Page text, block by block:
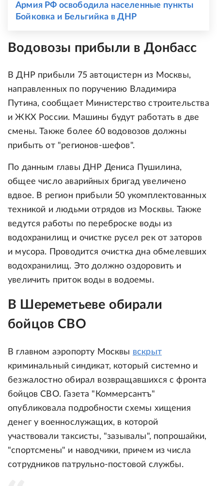
Армия РФ освободила населенные пункты
Бойковка и Бельгийка в ДНР
Водовозы прибыли в Донбасс
В ДНР прибыли 75 автоцистерн из Москвы,
направленных по поручению Владимира
Путина, сообщает Министерство строительства
и ЖКХ России. Машины будут работать в две
смены. Также более 60 водовозов должны
прибыть от "регионов-шефов".
По данным главы ДНР Дениса Пушилина,
общее число аварийных бригад увеличено
вдвое. В регион прибыли 50 укомплектованных
техникой и людьми отрядов из Москвы. Также
ведутся работы по переброске воды из
водохранилищ и очистке русел рек от заторов
и мусора. Проводится очистка дна обмелевших
водохранилищ. Это должно оздоровить и
увеличить приток воды в водоемы.
В Шереметьеве обирали
бойцов СВО
В главном аэропорту Москвы вскрыт
криминальный синдикат, который системно и
безжалостно обирал возвращавшихся с фронта
бойцов СВО. Газета "Коммерсантъ"
опубликовала подробности схемы хищения
денег у военнослужащих, в которой
участвовали таксисты, "зазывалы", попрошайки,
"спортсмены" и наводчики, причем из числа
сотрудников патрульно-постовой службы.